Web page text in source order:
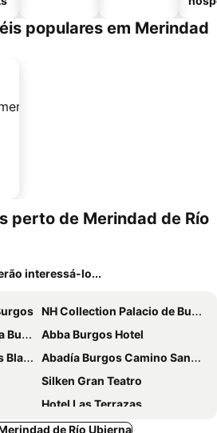
populares em Merindad
perto de Merindad de Río
interessá-lo...
NH Collection Palacio de Burgos
Abba Burgos Hotel
Abadía Burgos Camino Santiago
Silken Gran Teatro
Hotel Las Terrazas
Hq La Galeria
de Río Ubierna